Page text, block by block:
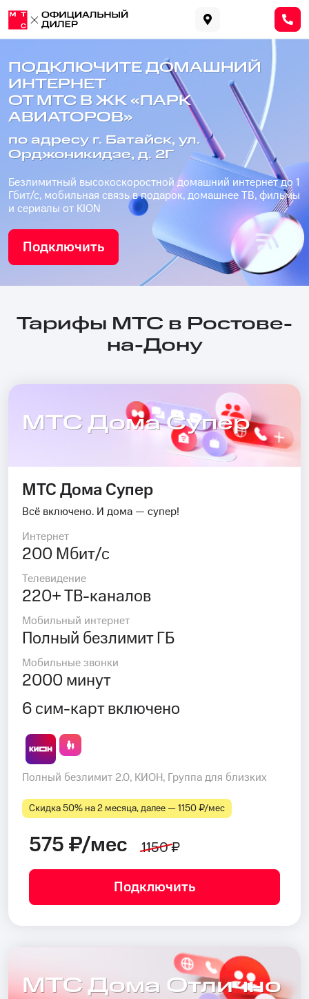
ПОДКЛЮЧИТЕ ДОМАШНИЙ
ИНТЕРНЕТ
ОТ МТС В ЖК «ПАРК
АВИАТОРОВ»
по адресу г. Батайск, ул.
Орджоникидзе, д. 2Г
Безлимитный высокоскоростной домашний интернет до 1
Гбит/с, мобильная связь в подарок, домашнее ТВ, фильмы
и сериалы от KION
Подключить
Тарифы МТС в Ростове-
на-Дону
МТС Дома Супер
МТС Дома Супер
Всё включено. И дома — супер!
Интернет
200 Мбит/с
Телевидение
220+ ТВ-каналов
Мобильный интернет
Полный безлимит ГБ
Мобильные звонки
2000 минут
6 сим-карт включено
Полный безлимит 2.0, КИОН, Группа для близких
Скидка 50% на 2 месяца, далее — 1150 ₽⁠/⁠мес
575 ₽/мес 1150 ₽
Подключить
МТС Дома Отлично